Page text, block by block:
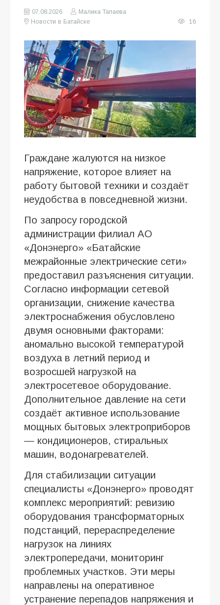
07.08.2026
Малика Тапаева
Новости в Батайске
16
Граждане жалуются на низкое
напряжение, которое влияет на
работу бытовой техники и создаёт
неудобства в повседневной жизни.
По запросу городской
администрации филиал АО
«Донэнерго» «Батайские
межрайонные электрические сети»
предоставил разъяснения ситуации.
Согласно информации сетевой
организации, снижение качества
электроснабжения обусловлено
двумя основными факторами:
аномально высокой температурой
воздуха в летний период и
возросшей нагрузкой на
электросетевое оборудование.
Дополнительное давление на сети
создаёт активное использование
мощных бытовых электроприборов
— кондиционеров, стиральных
машин, водонагревателей.
Для стабилизации ситуации
специалисты «Донэнерго» проводят
комплекс мероприятий: ревизию
оборудования трансформаторных
подстанций, перераспределение
нагрузок на линиях
электропередачи, мониторинг
проблемных участков. Эти меры
направлены на оперативное
устранение перепадов напряжения и